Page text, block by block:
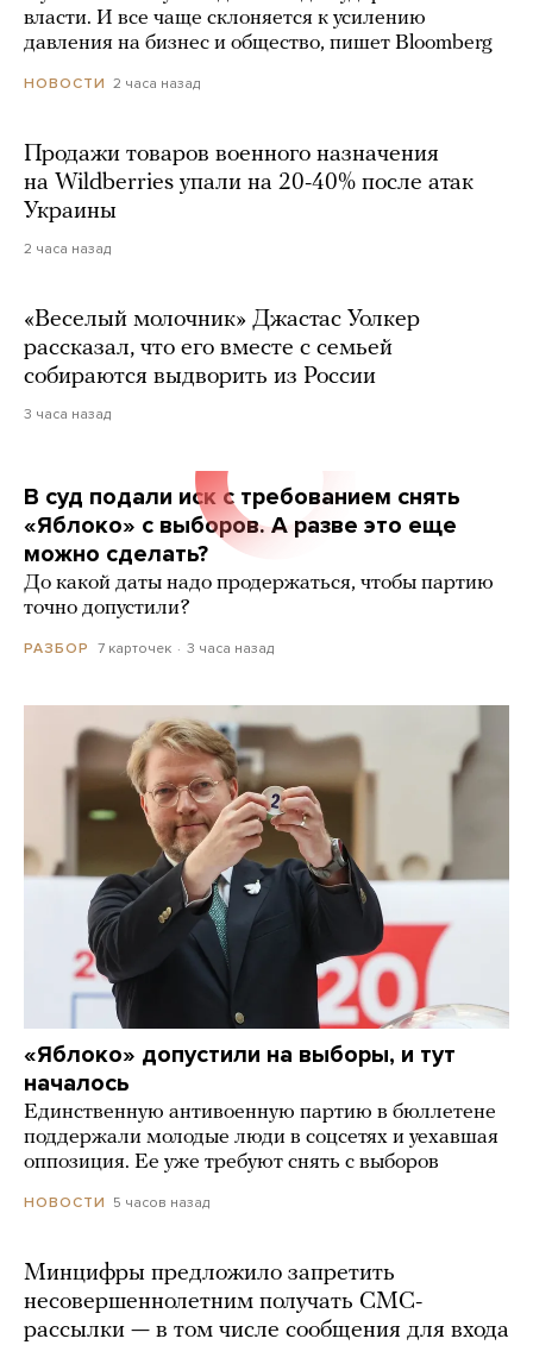
власти. И все чаще склоняется к усилению
давления на бизнес и общество, пишет Bloomberg
НОВОСТИ 2 часа назад
Продажи товаров военного назначения
на Wildberries упали на 20-40% после атак
Украины
2 часа назад
«Веселый молочник» Джастас Уолкер
рассказал, что его вместе с семьей
собираются выдворить из России
3 часа назад
В суд подали иск с требованием снять
«Яблоко» с выборов. А разве это еще
можно сделать?
До какой даты надо продержаться, чтобы партию
точно допустили?
РАЗБОР 7 карточек 3 часа назад
«Яблоко» допустили на выборы, и тут
началось
Единственную антивоенную партию в бюллетене
поддержали молодые люди в соцсетях и уехавшая
оппозиция. Ее уже требуют снять с выборов
НОВОСТИ 5 часов назад
Минцифры предложило запретить
несовершеннолетним получать СМС-
рассылки — в том числе сообщения для входа